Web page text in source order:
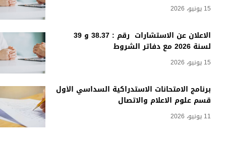
15 يونيو، 2026
الاعلان عن الاستشارات رقم : 38.37 و 39
لسنة 2026 مع دفاتر الشروط
15 يونيو، 2026
برنامج الامتحانات الاستدراكية السداسي الأول
قسم علوم الاعلام والاتصال
11 يونيو، 2026